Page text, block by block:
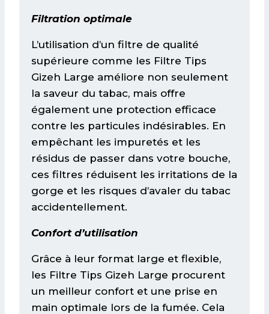
Filtration optimale
L’utilisation d’un filtre de qualité
supérieure comme les Filtre Tips
Gizeh Large améliore non seulement
la saveur du tabac, mais offre
également une protection efficace
contre les particules indésirables. En
empêchant les impuretés et les
résidus de passer dans votre bouche,
ces filtres réduisent les irritations de la
gorge et les risques d’avaler du tabac
accidentellement.
Confort d’utilisation
Grâce à leur format large et flexible,
les Filtre Tips Gizeh Large procurent
un meilleur confort et une prise en
main optimale lors de la fumée. Cela